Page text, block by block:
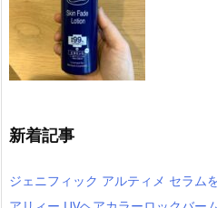
新着記事
ジェニフィック アルティメ セラム